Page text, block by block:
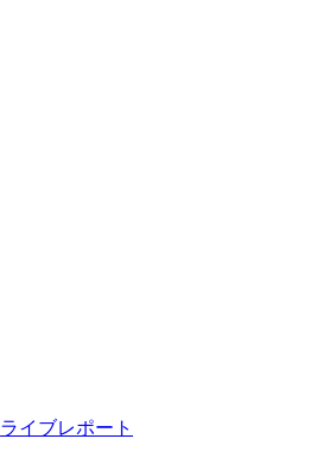
ライブレポート